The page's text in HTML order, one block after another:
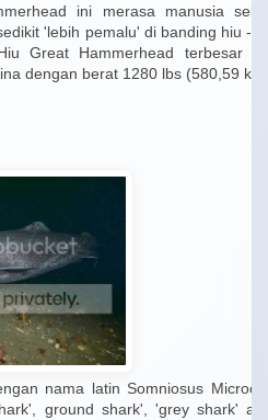
ini merasa manusia
'lebih pemalu' di banding hiu -
Great Hammerhead terbesar
dengan berat 1280 lbs (580,59
nama latin Somniosus
ground shark', 'grey shark'